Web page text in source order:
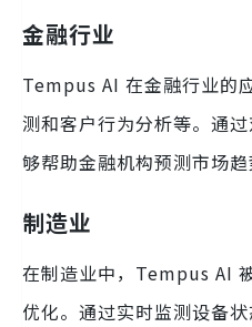
金融行业
Tempus AI 在金融行业的
测和客户行为分析等。通
够帮助金融机构预测市场趋
制造业
在制造业中，Tempus AI
优化。通过实时监测设备